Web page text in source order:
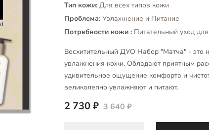
Тип кожи: Для всех типов кожи
Проблема: Увлажнение и Питание
Потребности кожи : Питательный уход
Восхитительный ДУО Набор "Матча" - это
увлажнения кожи. Обладают приятным
удивительное ощущение комфорта и
великолепно увлажняют и питают.
2 730 ₽ 3 640 ₽